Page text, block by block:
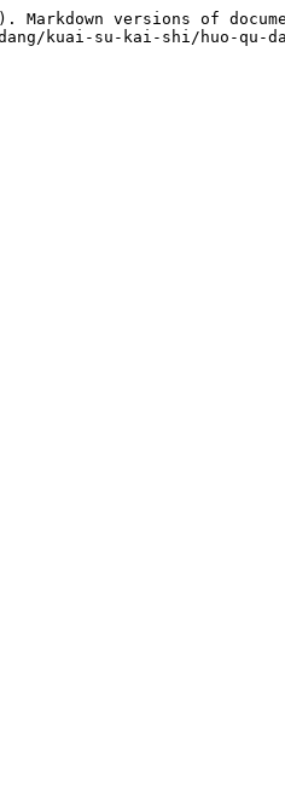
versions of
kuai-su-kai-shi/huo-